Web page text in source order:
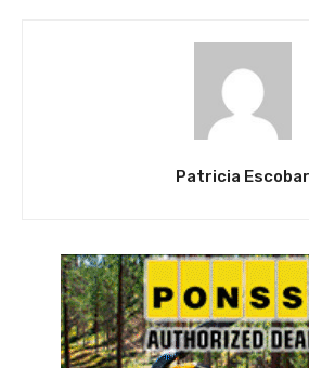
Patricia Escobar